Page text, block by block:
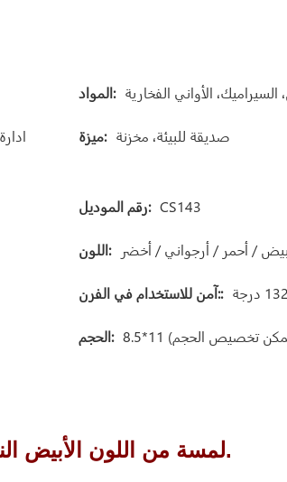
المواد: السيراميك، الأواني الفخارية
ميزة: صديقة للبيئة، مخزنة
رقم الموديل: CS143
اللون: / أحمر / أرجواني / أخضر
آمن للاستخدام في الفرن::
الحجم: (يمكن تخصيص الحجم)
لمسة من اللون الأبيض النقي، أفضل مكياج لطاولة طعامك.